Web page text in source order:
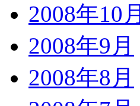
2008年10月
2008年9月
2008年8月